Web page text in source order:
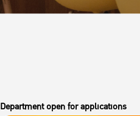
Department open for applications